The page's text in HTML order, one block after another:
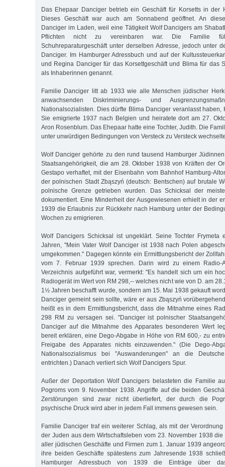
Das Ehepaar Danciger betrieb ein Geschäft für Korsetts in der
Dieses Geschäft war auch am Sonnabend geöffnet. An
Danciger im Laden, weil eine Tätigkeit Wolf Dancigers am
Pflichten nicht zu vereinbaren war. Die Familie
Schuhreparaturgeschäft unter derselben Adresse, jedoch unter
Danciger. Im Hamburger Adressbuch und auf der
und Regina Danciger für das Korsettgeschäft und Blima für das
als Inhaberinnen genannt.
Familie Danciger litt ab 1933 wie alle Menschen jüdischer
anwachsenden Diskriminierungs- und
Nationalsozialisten. Dies dürfte Blima Danciger veranlasst haben,
Sie emigrierte 1937 nach Belgien und heiratete dort am 27.
Aron Rosenblum. Das Ehepaar hatte eine Tochter, Judith. Die
unter unwürdigen Bedingungen von Versteck zu Versteck
Wolf Danciger gehörte zu den rund tausend Hamburger
Staatsangehörigkeit, die am 28. Oktober 1938 von Kräften der
Gestapo verhaftet, mit der Eisenbahn vom Bahnhof Hamburg-
der polnischen Stadt Zbąszyń (deutsch: Bentschen) auf brutale
polnische Grenze getrieben wurden. Das Schicksal der
dokumentiert. Eine Minderheit der Ausgewiesenen erhielt in der
1939 die Erlaubnis zur Rückkehr nach Hamburg unter der
Wochen zu emigrieren.
Wolf Dancigers Schicksal ist ungeklärt. Seine Tochter Frymeta
Jahren, "Mein Vater Wolf Danciger ist 1938 nach Polen
umgekommen." Dagegen könnte ein Ermittlungsbericht der
vom 7. Februar 1939 sprechen. Darin wird zu einem Radio-
Verzeichnis aufgeführt war, vermerkt: "Es handelt sich um ein
Radiogerät im Wert von RM 298,-- welches nicht wie von D. am
1½ Jahren beschafft wurde, sondern am 15. Mai 1938 gekauft
Danciger gemeint sein sollte, wäre er aus Zbąszyń
heißt es in dem Ermittlungsbericht, dass die Mitnahme eines
298 RM zu versagen sei. "Danciger ist polnischer
Danciger auf die Mitnahme des Apparates besonderen Wert
bereit erklären, eine Dego-Abgabe in Höhe von RM 600,- zu
Freigabe des Apparates nichts einzuwenden." (Die Dego-
Nationalsozialismus bei "Auswanderungen" an die
entrichten.) Danach verliert sich Wolf Dancigers Spur.
Außer der Deportation Wolf Dancigers belasteten die Familie
Pogroms vom 9. November 1938. Angriffe auf die beiden
Zerstörungen sind zwar nicht überliefert, der durch die
psychische Druck wird aber in jedem Fall immens gewesen sein.
Familie Danciger traf ein weiterer Schlag, als mit der
der Juden aus dem Wirtschaftsleben vom 23. November 1938
aller jüdischen Geschäfte und Firmen zum 1. Januar 1939
ihre beiden Geschäfte spätestens zum Jahresende 1938
Hamburger Adressbuch von 1939 die Einträge über